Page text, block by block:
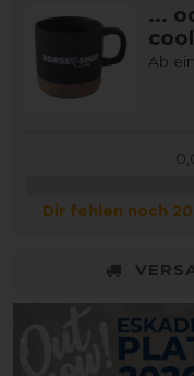
...
Ab
Dir fehlen noch